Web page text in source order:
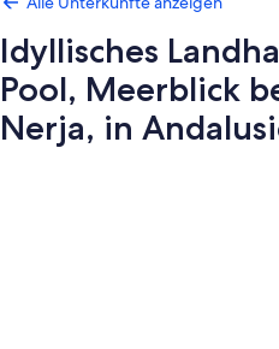
Idyllisches
Pool, Meerblick
Nerja, in